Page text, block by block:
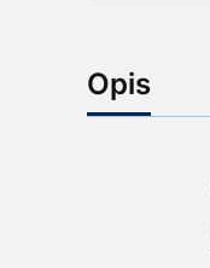
Opis